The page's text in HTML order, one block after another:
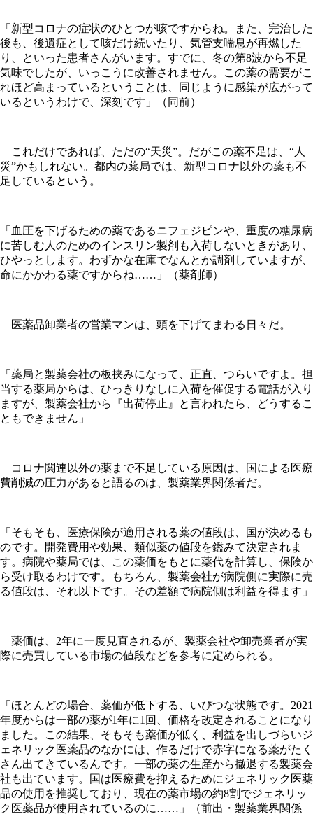
「新型コロナの症状のひとつが咳ですからね。また、完治した
後も、後遺症として咳だけ続いたり、気管支喘息が再燃した
り、といった患者さんがいます。すでに、冬の第8波から不足
気味でしたが、いっこうに改善されません。この薬の需要がこ
れほど高まっているということは、同じように感染が広がって
いるというわけで、深刻です」（同前）
これだけであれば、ただの“天災”。だがこの薬不足は、“人
災”かもしれない。都内の薬局では、新型コロナ以外の薬も不
足しているという。
「血圧を下げるための薬であるニフェジピンや、重度の糖尿病
に苦しむ人のためのインスリン製剤も入荷しないときがあり、
ひやっとします。わずかな在庫でなんとか調剤していますが、
命にかかわる薬ですからね……」（薬剤師）
医薬品卸業者の営業マンは、頭を下げてまわる日々だ。
「薬局と製薬会社の板挟みになって、正直、つらいですよ。担
当する薬局からは、ひっきりなしに入荷を催促する電話が入り
ますが、製薬会社から『出荷停止』と言われたら、どうするこ
ともできません」
コロナ関連以外の薬まで不足している原因は、国による医療
費削減の圧力があると語るのは、製薬業界関係者だ。
「そもそも、医療保険が適用される薬の値段は、国が決めるも
のです。開発費用や効果、類似薬の値段を鑑みて決定されま
す。病院や薬局では、この薬価をもとに薬代を計算し、保険か
ら受け取るわけです。もちろん、製薬会社が病院側に実際に売
る値段は、それ以下です。その差額で病院側は利益を得ます」
薬価は、2年に一度見直されるが、製薬会社や卸売業者が実
際に売買している市場の値段などを参考に定められる。
「ほとんどの場合、薬価が低下する、いびつな状態です。2021
年度からは一部の薬が1年に1回、価格を改定されることになり
ました。この結果、そもそも薬価が低く、利益を出しづらいジ
ェネリック医薬品のなかには、作るだけで赤字になる薬がたく
さん出てきているんです。一部の薬の生産から撤退する製薬会
社も出ています。国は医療費を抑えるためにジェネリック医薬
品の使用を推奨しており、現在の薬市場の約8割でジェネリッ
ク医薬品が使用されているのに……」（前出・製薬業界関係